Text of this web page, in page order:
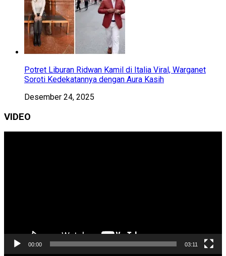
Potret Liburan Ridwan Kamil di Italia Viral, Warganet
Soroti Kedekatannya dengan Aura Kasih
Desember 24, 2025
VIDEO
00:00 03:11